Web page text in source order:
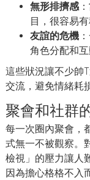
無形排擠感
目，很容易
友誼的危機
角色分配和互
這些狀況讓不少帥
交流，避免情緒耗
聚會和社群
每一次圈內聚會，
式無一不被觀察。
檢視」的壓力讓人
因為擔心格格不入